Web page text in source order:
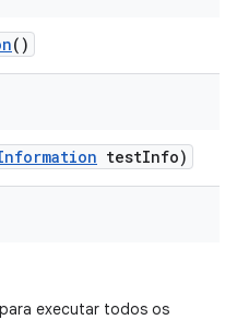
()
testInfo)
executar todos os